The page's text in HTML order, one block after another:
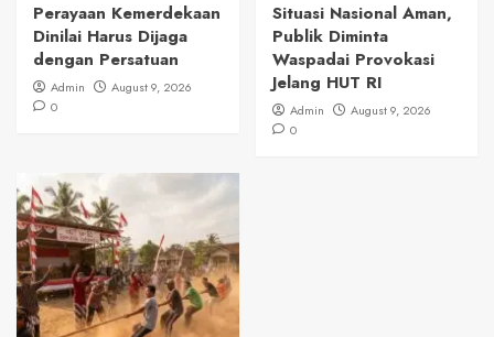
Perayaan Kemerdekaan
Dinilai Harus Dijaga
dengan Persatuan
Admin
August 9, 2026
0
Situasi Nasional Aman,
Publik Diminta
Waspadai Provokasi
Jelang HUT RI
Admin
August 9, 2026
0